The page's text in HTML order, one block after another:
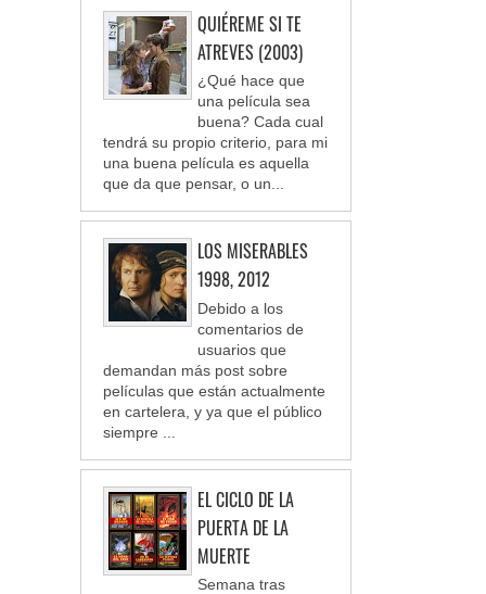
QUIÉREME SI TE
ATREVES (2003)
¿Qué hace que
una película sea
buena? Cada cual
tendrá su propio criterio, para mi
una buena película es aquella
que da que pensar, o un...
LOS MISERABLES
1998, 2012
Debido a los
comentarios de
usuarios que
demandan más post sobre
películas que están actualmente
en cartelera, y ya que el público
siempre ...
EL CICLO DE LA
PUERTA DE LA
MUERTE
Semana tras